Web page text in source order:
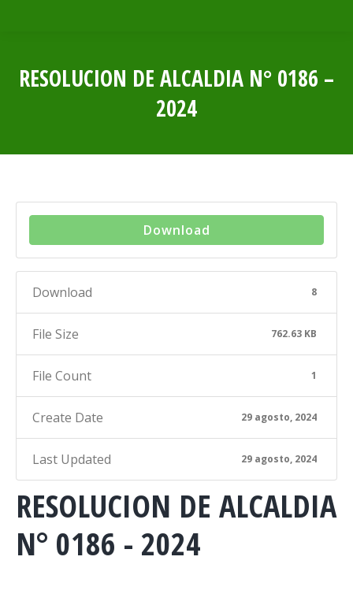
RESOLUCION DE ALCALDIA N° 0186 –
2024
Download
Download 8
File Size 762.63 KB
File Count 1
Create Date 29 agosto, 2024
Last Updated 29 agosto, 2024
RESOLUCION DE ALCALDIA
N° 0186 - 2024